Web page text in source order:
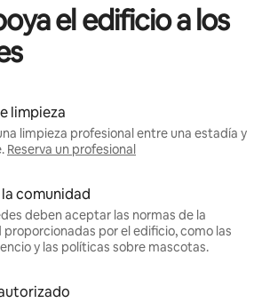
el edificio a los
limpieza
limpieza profesional entre una estadía y
Reserva un profesional
la comunidad
deben aceptar las normas de la
por el edificio, como las
y las políticas sobre mascotas.